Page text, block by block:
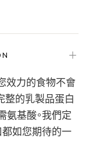
＋
效力的食物不會
整的乳製品蛋白
氨基酸。我們定
都如您期待的一